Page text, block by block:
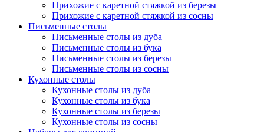
Прихожие с каретной стяжкой из березы
Прихожие с каретной стяжкой из сосны
Письменные столы
Письменные столы из дуба
Письменные столы из бука
Письменные столы из березы
Письменные столы из сосны
Кухонные столы
Кухонные столы из дуба
Кухонные столы из бука
Кухонные столы из березы
Кухонные столы из сосны